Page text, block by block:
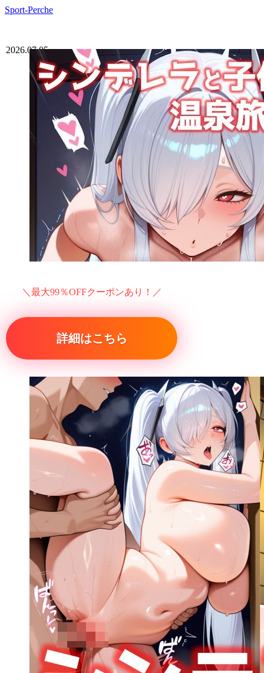
Sport-Perche
2026.07.05
＼最大99％OFFクーポンあり！／
詳細はこちら